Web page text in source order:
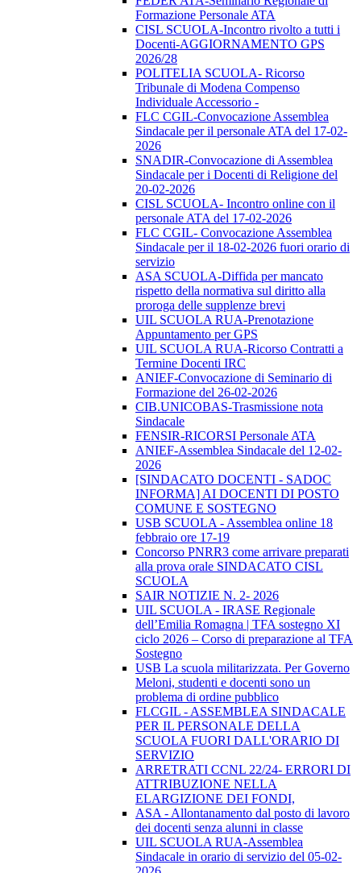
Formazione Personale ATA
CISL SCUOLA-Incontro rivolto a tutti i
Docenti-AGGIORNAMENTO GPS
2026/28
POLITELIA SCUOLA- Ricorso
Tribunale di Modena Compenso
Individuale Accessorio -
FLC CGIL-Convocazione Assemblea
Sindacale per il personale ATA del 17-02-
2026
SNADIR-Convocazione di Assemblea
Sindacale per i Docenti di Religione del
20-02-2026
CISL SCUOLA- Incontro online con il
personale ATA del 17-02-2026
FLC CGIL- Convocazione Assemblea
Sindacale per il 18-02-2026 fuori orario di
servizio
ASA SCUOLA-Diffida per mancato
rispetto della normativa sul diritto alla
proroga delle supplenze brevi
UIL SCUOLA RUA-Prenotazione
Appuntamento per GPS
UIL SCUOLA RUA-Ricorso Contratti a
Termine Docenti IRC
ANIEF-Convocazione di Seminario di
Formazione del 26-02-2026
CIB.UNICOBAS-Trasmissione nota
Sindacale
FENSIR-RICORSI Personale ATA
ANIEF-Assemblea Sindacale del 12-02-
2026
[SINDACATO DOCENTI - SADOC
INFORMA] AI DOCENTI DI POSTO
COMUNE E SOSTEGNO
USB SCUOLA - Assemblea online 18
febbraio ore 17-19
Concorso PNRR3 come arrivare preparati
alla prova orale SINDACATO CISL
SCUOLA
SAIR NOTIZIE N. 2- 2026
UIL SCUOLA - IRASE Regionale
dell’Emilia Romagna | TFA sostegno XI
ciclo 2026 – Corso di preparazione al TFA
Sostegno
USB La scuola militarizzata. Per Governo
Meloni, studenti e docenti sono un
problema di ordine pubblico
FLCGIL - ASSEMBLEA SINDACALE
PER IL PERSONALE DELLA
SCUOLA FUORI DALL'ORARIO DI
SERVIZIO
ARRETRATI CCNL 22/24- ERRORI DI
ATTRIBUZIONE NELLA
ELARGIZIONE DEI FONDI,
ASA - Allontanamento dal posto di lavoro
dei docenti senza alunni in classe
UIL SCUOLA RUA-Assemblea
Sindacale in orario di servizio del 05-02-